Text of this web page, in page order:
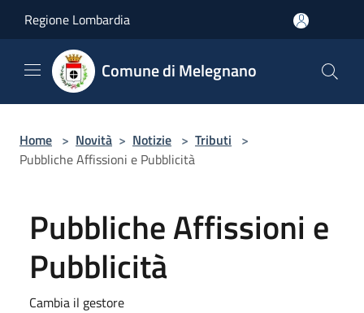
Regione Lombardia
Comune di Melegnano
Home > Novità > Notizie > Tributi >
Pubbliche Affissioni e Pubblicità
Pubbliche Affissioni e
Pubblicità
Cambia il gestore